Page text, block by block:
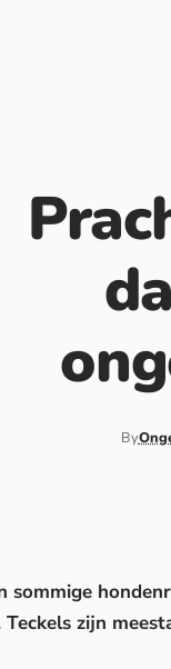
By
sommige
zijn